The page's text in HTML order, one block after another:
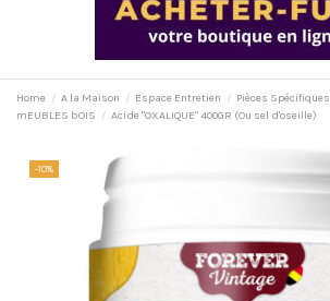
Home A la Maison Espace Entretien Pièces Spécifiques
mEUBLES bOIS
Acide "OXALIQUE" 400GR (Ou sel d'oseille)
-10%